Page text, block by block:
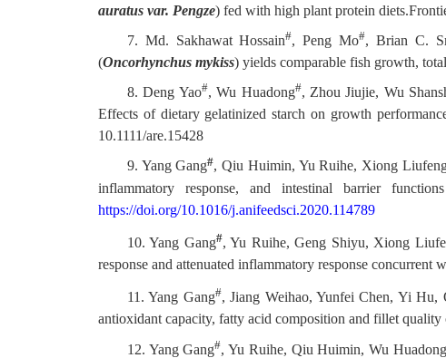
auratus var. Pengze) fed with high plant protein
7. Md. Sakhawat Hossain#, Peng Mo#, Brian C.
(Oncorhynchus mykiss) yields comparable fish growth,
8. Deng Yao#, Wu Huadong#, Zhou Jiujie, Wu
Effects of dietary gelatinized starch on growth
10.1111/are.15428
9. Yang Gang#, Qiu Huimin, Yu Ruihe, Xiong
inflammatory response, and intestinal barrier
https://doi.org/10.1016/j.anifeedsci.2020.114789
10. Yang Gang#, Yu Ruihe, Geng Shiyu, Xiong
response and attenuated inflammatory response concurrent
11. Yang Gang#, Jiang Weihao, Yunfei Chen, Yi Hu,
antioxidant capacity, fatty acid composition and fillet quality
12. Yang Gang#, Yu Ruihe, Qiu Huimin, Wu